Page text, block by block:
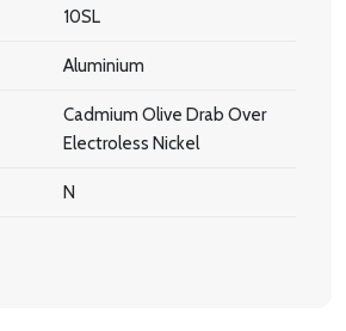
10SL
Aluminium
Cadmium Olive Drab Over
Electroless Nickel
N